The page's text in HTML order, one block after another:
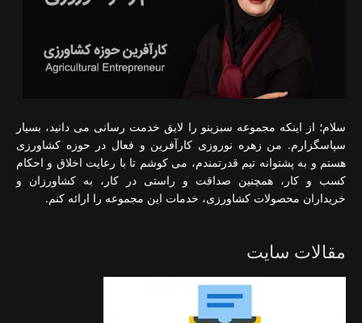
سلام؛ از اینکه مجموعه سبزینو را لایق خدمت رسانی می دانید، بسیار
سپاسگزارم. من زهره نوروزی کارآفرین و فعال در حوزه کشاورزی
هستم و به پشتوانه تیم قدرتمندم، می کوشم تا با رعایت اخلاق و احکام
کسب و کار، همچنین صداقت و راستی در کار، به کشاورزان و
خریداران محصولات کشاورزی، خدمات این مجموعه را ارائه کنم.
مقالات سایت